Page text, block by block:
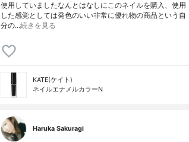
使用していましたなんとはなしにこのネイルを購入、使用
した感覚としては発色のいい非常に優れ物の商品という自
分の…続きを見る
KATE(ケイト)
ネイルエナメルカラーN
Haruka Sakuragi